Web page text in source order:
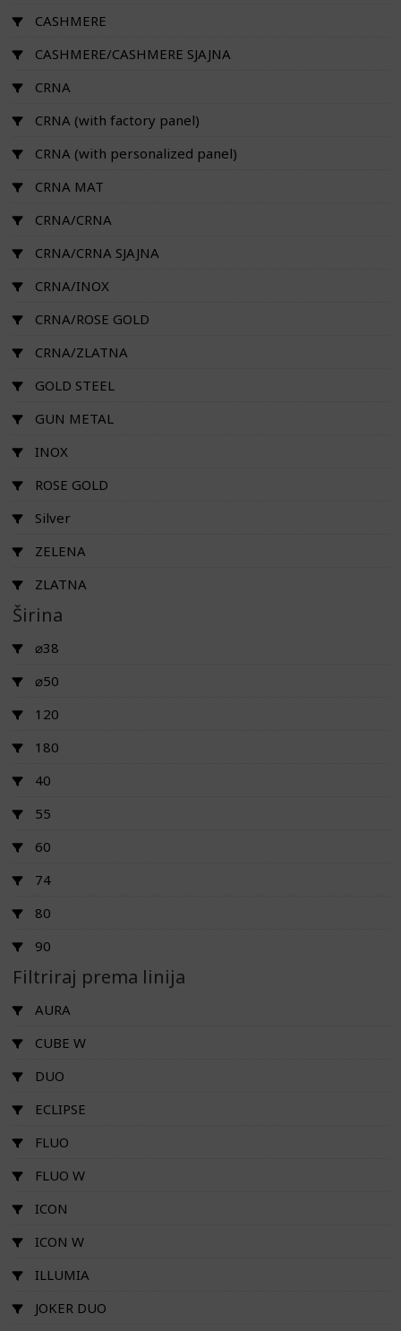
CASHMERE
CASHMERE/CASHMERE SJAJNA
CRNA
CRNA (with factory panel)
CRNA (with personalized panel)
CRNA MAT
CRNA/CRNA
CRNA/CRNA SJAJNA
CRNA/INOX
CRNA/ROSE GOLD
CRNA/ZLATNA
GOLD STEEL
GUN METAL
INOX
ROSE GOLD
Silver
ZELENA
ZLATNA
Širina
⌀38
⌀50
120
180
40
55
60
74
80
90
Filtriraj prema linija
AURA
CUBE W
DUO
ECLIPSE
FLUO
FLUO W
ICON
ICON W
ILLUMIA
JOKER DUO